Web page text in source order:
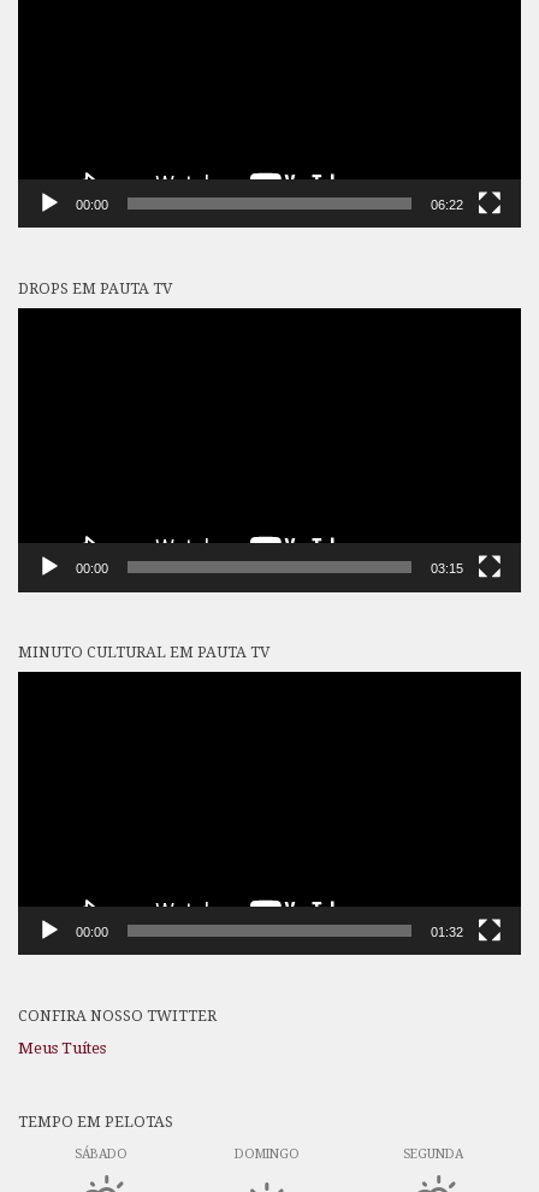
00:00 06:22
DROPS EM PAUTA TV
00:00 03:15
MINUTO CULTURAL EM PAUTA TV
00:00 01:32
CONFIRA NOSSO TWITTER
Meus Tuítes
TEMPO EM PELOTAS
SÁBADO DOMINGO SEGUNDA